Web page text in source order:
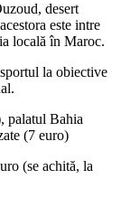
desert
este intre
locală în Maroc.
la obiective
palatul Bahia
(7 euro)
(se achită, la